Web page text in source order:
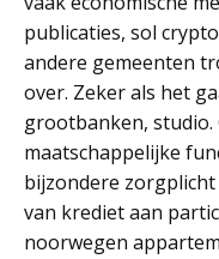
publicaties, sol
andere gemeenten
over. Zeker als het
grootbanken, studio.
maatschappelijke
bijzondere
van krediet aan
noorwegen